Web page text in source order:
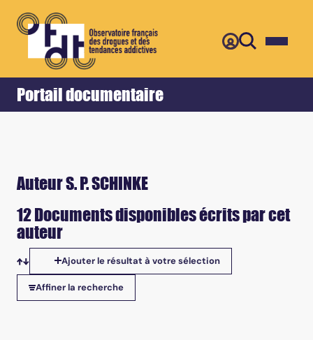
Portail documentaire
Accueil Retour
Auteur S. P. SCHINKE
12 Documents disponibles écrits par cet
auteur
Tris disponibles
Ajouter le résultat à votre sélection
Affiner la recherche